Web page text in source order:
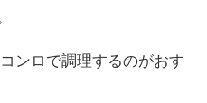
ンロで調理するのがおす